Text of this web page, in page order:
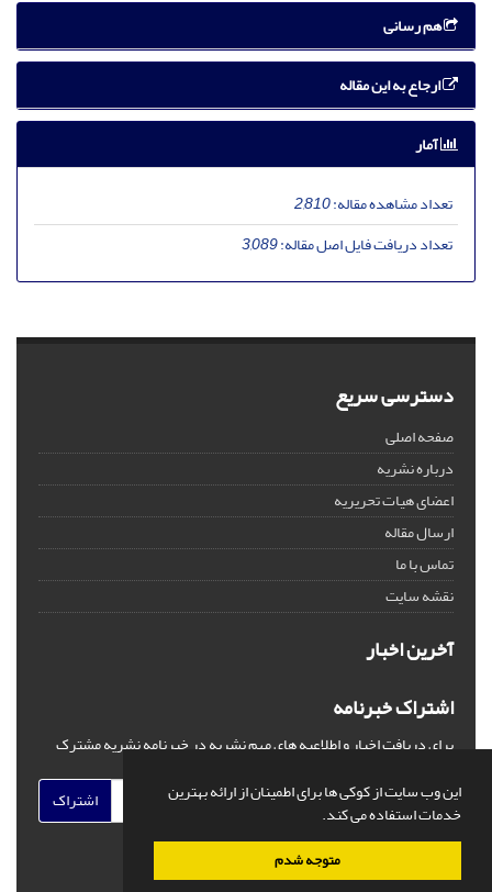
این وب سایت از کوکی ها برای اطمینان از ارائه بهترین
خدمات استفاده می کند.
متوجه شدم
هم رسانی
ارجاع به این مقاله
آمار
تعداد مشاهده مقاله:2,810
تعداد دریافت فایل اصل مقاله:3,089
دسترسی سریع
صفحه اصلی
درباره نشریه
اعضای هیات تحریریه
ارسال مقاله
تماس با ما
نقشه سایت
آخرین اخبار
اشتراک خبرنامه
برای دریافت اخبار و اطلاعیه های مهم نشریه در خبرنامه نشریه مشترک
اشتراک